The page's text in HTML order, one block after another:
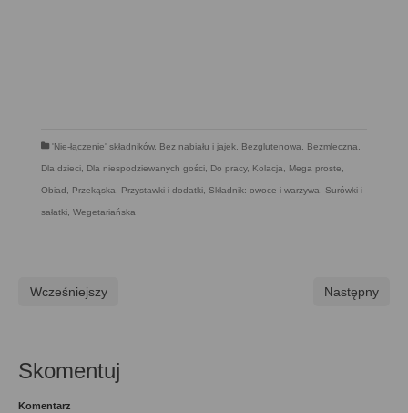
'Nie-łączenie' składników, Bez nabiału i jajek Bezglutenowa Bezmleczna
Dla dzieci Dla niespodziewanych gości Do pracy, Kolacja Mega proste
Obiad Przekąska Przystawki i dodatki Składnik: owoce i warzywa Surówki i
sałatki Wegetariańska
Wcześniejszy Następny
Skomentuj
Komentarz